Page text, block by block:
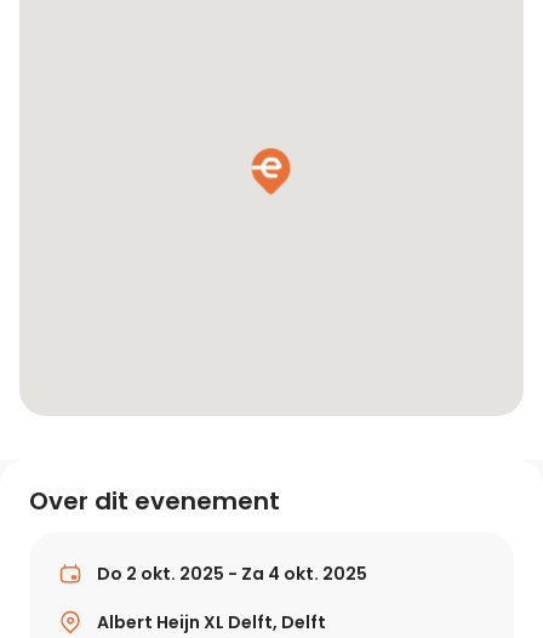
Over dit evenement
Do 2 okt. 2025 - Za 4 okt. 2025
Albert Heijn XL Delft, Delft